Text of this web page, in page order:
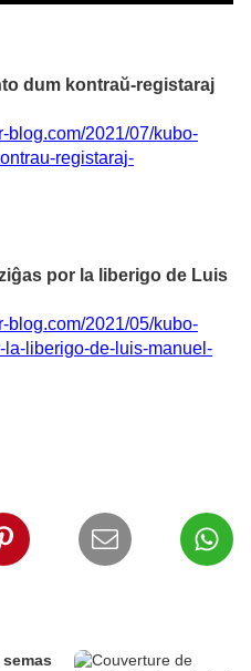
dum kontraŭ-registaraj
blog.com/2021/07/kubo-
registaraj-
por la liberigo de Luis
blog.com/2021/05/kubo-
liberigo-de-luis-manuel-